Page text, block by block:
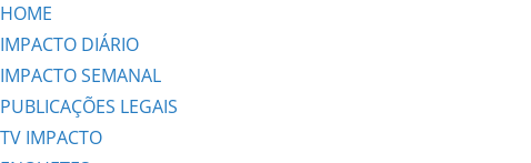
HOME
IMPACTO DIÁRIO
IMPACTO SEMANAL
PUBLICAÇÕES LEGAIS
TV IMPACTO